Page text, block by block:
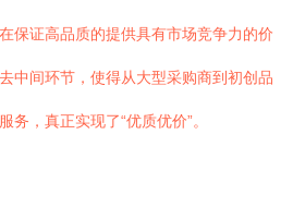
保证高品质的提供具有市场竞争力的价
中间环节，使得从大型采购商到初创品
务，真正实现了“优质优价”。